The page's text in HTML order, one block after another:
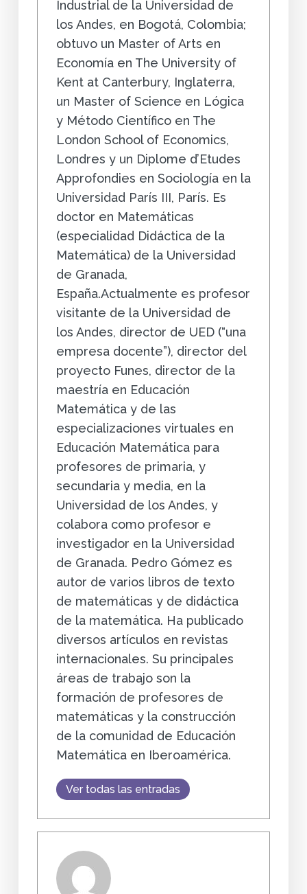
Industrial de la Universidad de
los Andes, en Bogotá, Colombia;
obtuvo un Master of Arts en
Economía en The University of
Kent at Canterbury, Inglaterra,
un Master of Science en Lógica
y Método Científico en The
London School of Economics,
Londres y un Diplome d’Etudes
Approfondies en Sociología en la
Universidad París III, París. Es
doctor en Matemáticas
(especialidad Didáctica de la
Matemática) de la Universidad
de Granada,
España.Actualmente es profesor
visitante de la Universidad de
los Andes, director de UED (“una
empresa docente”), director del
proyecto Funes, director de la
maestría en Educación
Matemática y de las
especializaciones virtuales en
Educación Matemática para
profesores de primaria, y
secundaria y media, en la
Universidad de los Andes, y
colabora como profesor e
investigador en la Universidad
de Granada. Pedro Gómez es
autor de varios libros de texto
de matemáticas y de didáctica
de la matemática. Ha publicado
diversos artículos en revistas
internacionales. Su principales
áreas de trabajo son la
formación de profesores de
matemáticas y la construcción
de la comunidad de Educación
Matemática en Iberoamérica.
Ver todas las entradas